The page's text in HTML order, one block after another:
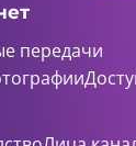
передачи